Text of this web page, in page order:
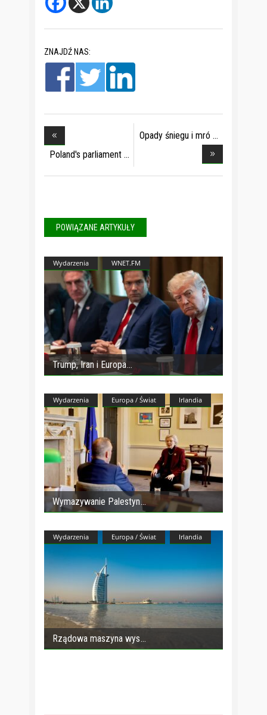
ZNAJDŹ NAS:
Poland's parliament
Opady śniegu i mró
POWIĄZANE ARTYKUŁY
Wydarzenia WNET.FM
Trump, Iran i Europa
Wydarzenia Europa / Świat Irlandia
Wymazywanie Palestyn
Wydarzenia Europa / Świat Irlandia
Rządowa maszyna wys